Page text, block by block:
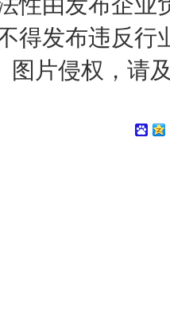
得发布违反行
图片侵权，请